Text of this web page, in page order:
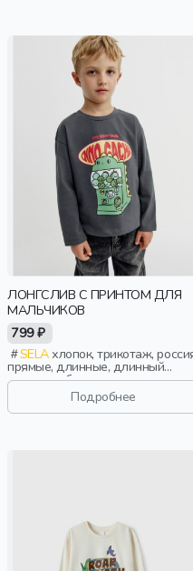
ЛОНГСЛИВ С ПРИНТОМ ДЛЯ
МАЛЬЧИКОВ
799 ₽
SELAхлопок, трикотаж, россия,
прямые, длинные, длинный
рукав, свободные, принт, вырез,
круглый вырез, повседневный,
мальчики, детиПодробнее